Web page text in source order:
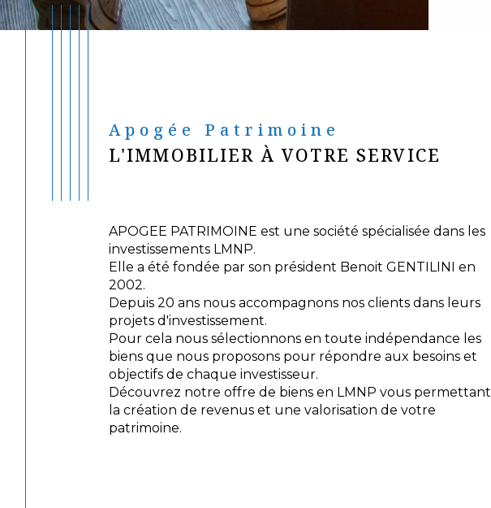
Apogée Patrimoine
L'IMMOBILIER À VOTRE SERVICE
APOGEE PATRIMOINE est une société spécialisée dans les
investissements LMNP.
Elle a été fondée par son président Benoit GENTILINI en
2002.
Depuis 20 ans nous accompagnons nos clients dans leurs
projets d'investissement.
Pour cela nous sélectionnons en toute indépendance les
biens que nous proposons pour répondre aux besoins et
objectifs de chaque investisseur.
Découvrez notre offre de biens en LMNP vous permettant
la création de revenus et une valorisation de votre
patrimoine.